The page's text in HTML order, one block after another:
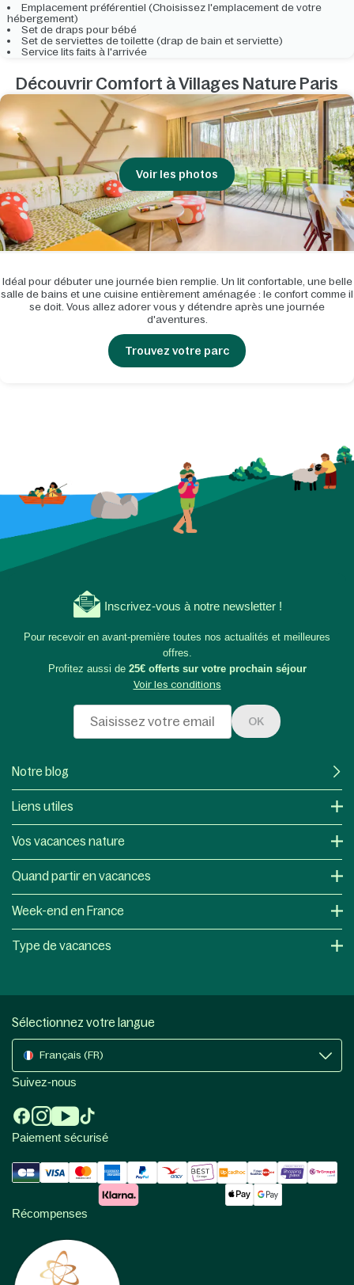
Emplacement préférentiel (Choisissez l'emplacement de votre
hébergement)
Set de draps pour bébé
Set de serviettes de toilette (drap de bain et serviette)
Service lits faits à l'arrivée
Découvrir Comfort à Villages Nature Paris
Idéal pour débuter une journée bien remplie. Un lit confortable, une belle
salle de bains et une cuisine entièrement aménagée : le confort comme il
se doit. Vous allez adorer vous y détendre après une journée
d'aventures.
Trouvez votre parc
Voir les photos
Inscrivez-vous à notre newsletter !
Pour recevoir en avant-première toutes nos actualités et meilleures
offres.
Profitez aussi de 25€ offerts sur votre prochain séjour
Voir les conditions
OK
Notre blog
Liens utiles
Vos vacances nature
Quand partir en vacances
Week-end en France
Type de vacances
Sélectionnez votre langue
Français (FR)
Suivez-nous
Paiement sécurisé
Récompenses